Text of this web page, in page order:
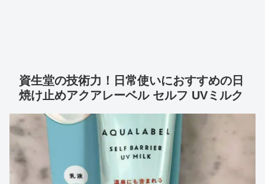
資生堂の技術力！日常使いにおすすめの日
焼け止めアクアレーベル セルフ UVミルク